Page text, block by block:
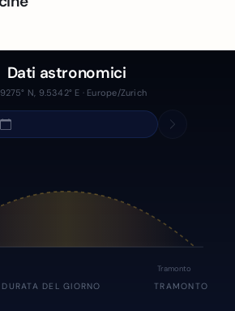
Dati astronomici
N, 9.5342° E · Europe/Zurich
Tramonto
DURATA DEL GIORNO TRAMONTO